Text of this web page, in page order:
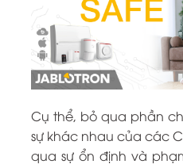
Cụ thể, bỏ qua phần
sự khác nhau của các
qua sự ổn định và